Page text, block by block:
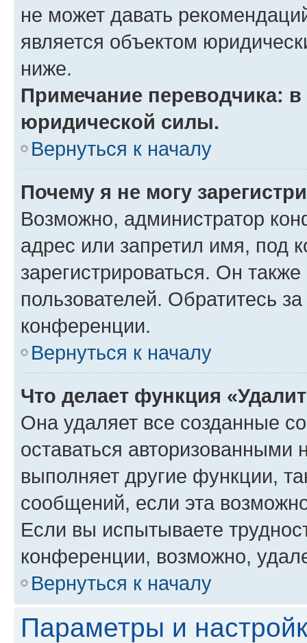
не может давать
является объектом
ниже.
Примечание переводчика:
юридической силы.
Вернуться к началу
Почему я не могу
Возможно, администратор
адрес или запретил имя, под
зарегистрироваться. Он
пользователей. Обратитесь
конференции.
Вернуться к началу
Что делает функция
Она удаляет все созданные
оставаться авторизованными
выполняет другие функции,
сообщений, если эта
Если вы испытываете
конференции, возможно,
Вернуться к началу
Параметры и